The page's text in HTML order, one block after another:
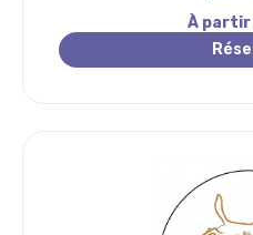
À partir